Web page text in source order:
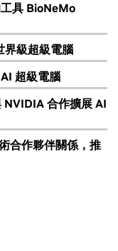
具 BioNeMo
界級超級電腦
超級電腦
NVIDIA 合作擴展 AI
合作夥伴關係，推